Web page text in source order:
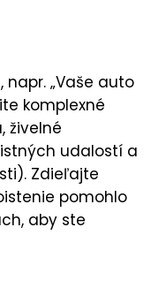
napr. „Vaše auto
komplexné
živelné
udalostí a
Zdieľajte
pomohlo
aby ste